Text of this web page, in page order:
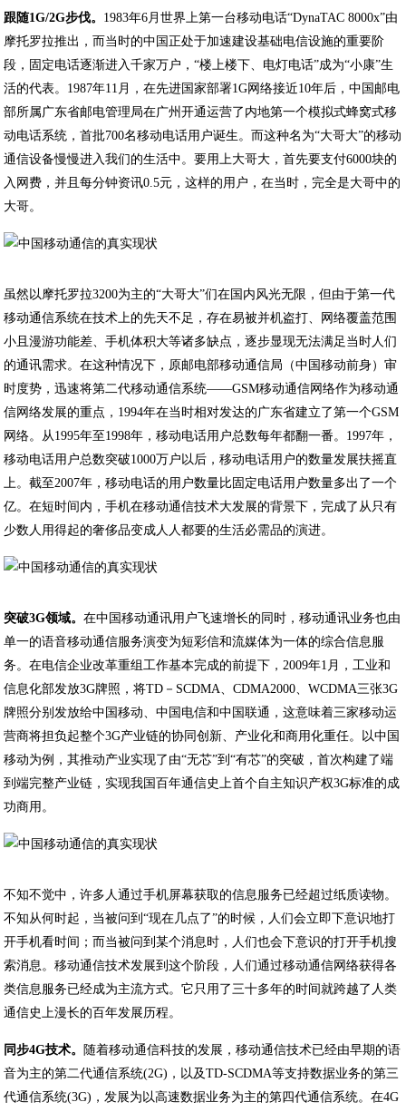
跟随1G/2G步伐。 1983年6月世界上第一台移动电话“DynaTAC 8000x”由
摩托罗拉推出，而当时的中国正处于加速建设基础电信设施的重要阶
段，固定电话逐渐进入千家万户，“楼上楼下、电灯电话”成为“小康”生
活的代表。1987年11月，在先进国家部署1G网络接近10年后，中国邮电
部所属广东省邮电管理局在广州开通运营了内地第一个模拟式蜂窝式移
动电话系统，首批700名移动电话用户诞生。而这种名为“大哥大”的移动
通信设备慢慢进入我们的生活中。要用上大哥大，首先要支付6000块的
入网费，并且每分钟资讯0.5元，这样的用户，在当时，完全是大哥中的
大哥。
虽然以摩托罗拉3200为主的“大哥大”们在国内风光无限，但由于第一代
移动通信系统在技术上的先天不足，存在易被并机盗打、网络覆盖范围
小且漫游功能差、手机体积大等诸多缺点，逐步显现无法满足当时人们
的通讯需求。在这种情况下，原邮电部移动通信局（中国移动前身）审
时度势，迅速将第二代移动通信系统——GSM移动通信网络作为移动通
信网络发展的重点，1994年在当时相对发达的广东省建立了第一个GSM
网络。从1995年至1998年，移动电话用户总数每年都翻一番。1997年，
移动电话用户总数突破1000万户以后，移动电话用户的数量发展扶摇直
上。截至2007年，移动电话的用户数量比固定电话用户数量多出了一个
亿。在短时间内，手机在移动通信技术大发展的背景下，完成了从只有
少数人用得起的奢侈品变成人人都要的生活必需品的演进。
突破3G领域。在中国移动通讯用户飞速增长的同时，移动通讯业务也由
单一的语音移动通信服务演变为短彩信和流媒体为一体的综合信息服
务。在电信企业改革重组工作基本完成的前提下，2009年1月，工业和
信息化部发放3G牌照，将TD－SCDMA、CDMA2000、WCDMA三张3G
牌照分别发放给中国移动、中国电信和中国联通，这意味着三家移动运
营商将担负起整个3G产业链的协同创新、产业化和商用化重任。以中国
移动为例，其推动产业实现了由“无芯”到“有芯”的突破，首次构建了端
到端完整产业链，实现我国百年通信史上首个自主知识产权3G标准的成
功商用。
不知不觉中，许多人通过手机屏幕获取的信息服务已经超过纸质读物。
不知从何时起，当被问到“现在几点了”的时候，人们会立即下意识地打
开手机看时间；而当被问到某个消息时，人们也会下意识的打开手机搜
索消息。移动通信技术发展到这个阶段，人们通过移动通信网络获得各
类信息服务已经成为主流方式。它只用了三十多年的时间就跨越了人类
通信史上漫长的百年发展历程。
同步4G技术。
随着移动通信科技的发展，移动通信技术已经由早期的语
音为主的第二代通信系统(2G)，以及TD-SCDMA等支持数据业务的第三
代通信系统(3G)，发展为以高速数据业务为主的第四代通信系统。在4G